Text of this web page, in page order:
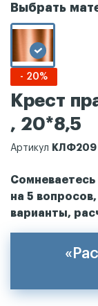
Выбрать
- 20%
Крест
, 20*8,5
Артикул КЛФ209
на 5
варианты,